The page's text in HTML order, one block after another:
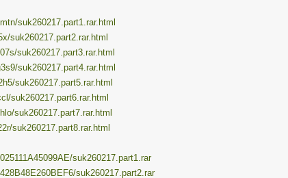
suk260217.part1.rar.html
suk260217.part2.rar.html
suk260217.part3.rar.html
suk260217.part4.rar.html
suk260217.part5.rar.html
suk260217.part6.rar.html
suk260217.part7.rar.html
suk260217.part8.rar.html
suk260217.part1.rar
suk260217.part2.rar